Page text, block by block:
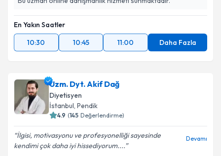
En Yakın Saatler
10:30
10:45 11:00 Daha Fazla
Uzm. Dyt. Akif Dağ
Diyetisyen
İstanbul, Pendik
4.9 (145 Değerlendirme)
İlgisi, motivasyonu ve profesyonelliği sayesinde
kendimi çok daha iyi hissediyorum....
Devamı